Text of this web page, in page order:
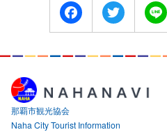
送
り
FacebookTwitter Line
那覇市観光協会
Naha City Tourist Information